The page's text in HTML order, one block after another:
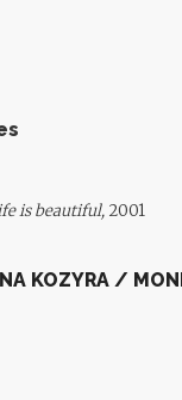
is beautiful,2001
KOZYRA /